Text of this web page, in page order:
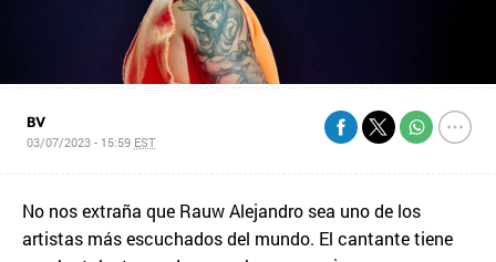
BV
03/07/2023 - 15:59 EST
No nos extraña que Rauw Alejandro sea uno de los
artistas más escuchados del mundo. El cantante tiene